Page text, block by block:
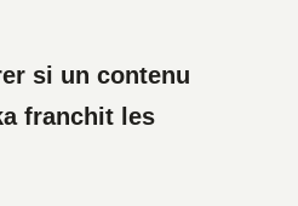
si un contenu
franchit les